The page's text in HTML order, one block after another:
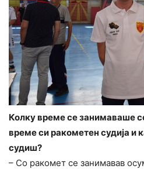
Колку време се занимаваше
време си ракометен судија и
судиш?
– Со ракомет се занимавав